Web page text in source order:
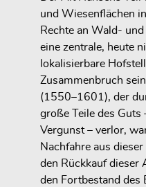
und Wiesenflächen
Rechte an Wald-
eine zentrale, heute
lokalisierbare
Zusammenbruch
(1550–1601), der
große Teile des
Vergunst – verlor,
Nachfahre aus
den Rückkauf dieser
den Fortbestand des